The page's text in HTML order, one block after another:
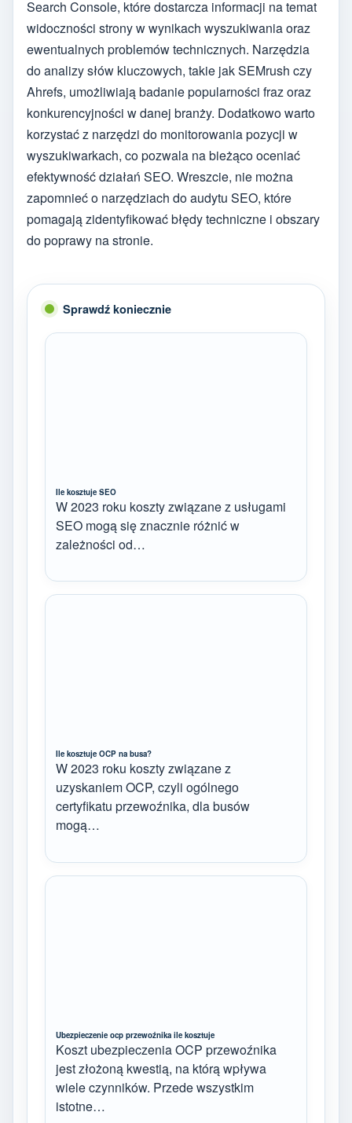
Search Console, które dostarcza informacji na temat
widoczności strony w wynikach wyszukiwania oraz
ewentualnych problemów technicznych. Narzędzia
do analizy słów kluczowych, takie jak SEMrush czy
Ahrefs, umożliwiają badanie popularności fraz oraz
konkurencyjności w danej branży. Dodatkowo warto
korzystać z narzędzi do monitorowania pozycji w
wyszukiwarkach, co pozwala na bieżąco oceniać
efektywność działań SEO. Wreszcie, nie można
zapomnieć o narzędziach do audytu SEO, które
pomagają zidentyfikować błędy techniczne i obszary
do poprawy na stronie.
Sprawdź koniecznie
Ile kosztuje SEO
W 2023 roku koszty związane z usługami
SEO mogą się znacznie różnić w
zależności od…
Ile kosztuje OCP na busa?
W 2023 roku koszty związane z
uzyskaniem OCP, czyli ogólnego
certyfikatu przewoźnika, dla busów
mogą…
Ubezpieczenie ocp przewoźnika ile kosztuje
Koszt ubezpieczenia OCP przewoźnika
jest złożoną kwestią, na którą wpływa
wiele czynników. Przede wszystkim
istotne…